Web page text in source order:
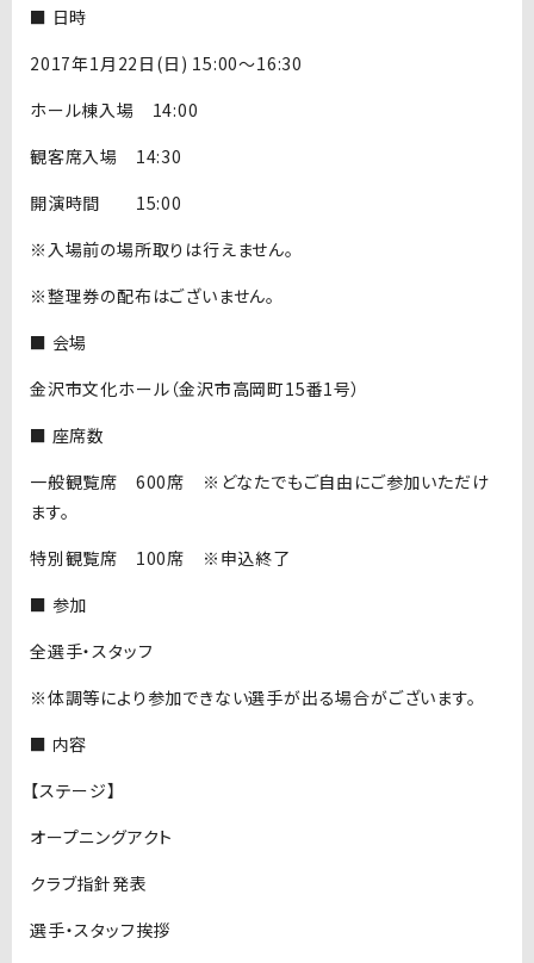
■ 日時
2017年1月22日(日) 15:00〜16:30
ホール棟入場 14:00
観客席入場 14:30
開演時間 15:00
※入場前の場所取りは行えません。
※整理券の配布はございません。
■ 会場
金沢市文化ホール（金沢市高岡町15番1号）
■ 座席数
一般観覧席 600席 ※どなたでもご自由にご参加いただけ
ます。
特別観覧席 100席 ※申込終了
■ 参加
全選手・スタッフ
※体調等により参加できない選手が出る場合がございます。
■ 内容
【ステージ】
オープニングアクト
クラブ指針発表
選手・スタッフ挨拶